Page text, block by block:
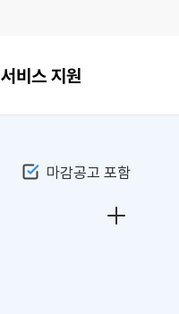
서비스 지원
마감공고 포함
채용 더보기